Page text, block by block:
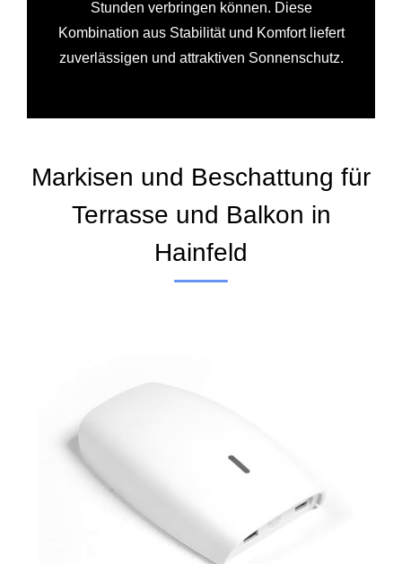
Stunden verbringen können. Diese
Kombination aus Stabilität und Komfort liefert
zuverlässigen und attraktiven Sonnenschutz.
Markisen und Beschattung für
Terrasse und Balkon in
Hainfeld